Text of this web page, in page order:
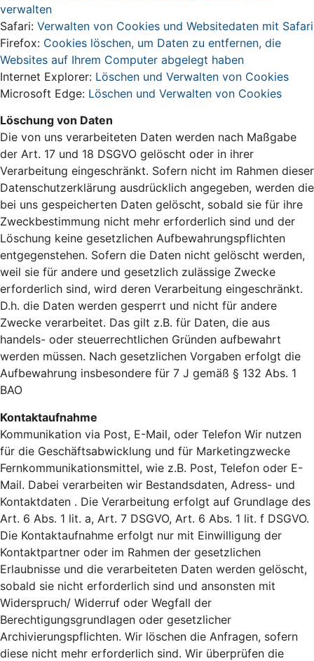
verwalten
Safari: Verwalten von Cookies und Websitedaten mit Safari
Firefox: Cookies löschen, um Daten zu entfernen, die
Websites auf Ihrem Computer abgelegt haben
Internet Explorer: Löschen und Verwalten von Cookies
Microsoft Edge: Löschen und Verwalten von Cookies
Löschung von Daten
Die von uns verarbeiteten Daten werden nach Maßgabe
der Art. 17 und 18 DSGVO gelöscht oder in ihrer
Verarbeitung eingeschränkt. Sofern nicht im Rahmen dieser
Datenschutzerklärung ausdrücklich angegeben, werden die
bei uns gespeicherten Daten gelöscht, sobald sie für ihre
Zweckbestimmung nicht mehr erforderlich sind und der
Löschung keine gesetzlichen Aufbewahrungspflichten
entgegenstehen. Sofern die Daten nicht gelöscht werden,
weil sie für andere und gesetzlich zulässige Zwecke
erforderlich sind, wird deren Verarbeitung eingeschränkt.
D.h. die Daten werden gesperrt und nicht für andere
Zwecke verarbeitet. Das gilt z.B. für Daten, die aus
handels- oder steuerrechtlichen Gründen aufbewahrt
werden müssen. Nach gesetzlichen Vorgaben erfolgt die
Aufbewahrung insbesondere für 7 J gemäß § 132 Abs. 1
BAO
Kontaktaufnahme
Kommunikation via Post, E-Mail, oder Telefon Wir nutzen
für die Geschäftsabwicklung und für Marketingzwecke
Fernkommunikationsmittel, wie z.B. Post, Telefon oder E-
Mail. Dabei verarbeiten wir Bestandsdaten, Adress- und
Kontaktdaten . Die Verarbeitung erfolgt auf Grundlage des
Art. 6 Abs. 1 lit. a, Art. 7 DSGVO, Art. 6 Abs. 1 lit. f DSGVO.
Die Kontaktaufnahme erfolgt nur mit Einwilligung der
Kontaktpartner oder im Rahmen der gesetzlichen
Erlaubnisse und die verarbeiteten Daten werden gelöscht,
sobald sie nicht erforderlich sind und ansonsten mit
Widerspruch/ Widerruf oder Wegfall der
Berechtigungsgrundlagen oder gesetzlicher
Archivierungspflichten. Wir löschen die Anfragen, sofern
diese nicht mehr erforderlich sind. Wir überprüfen die